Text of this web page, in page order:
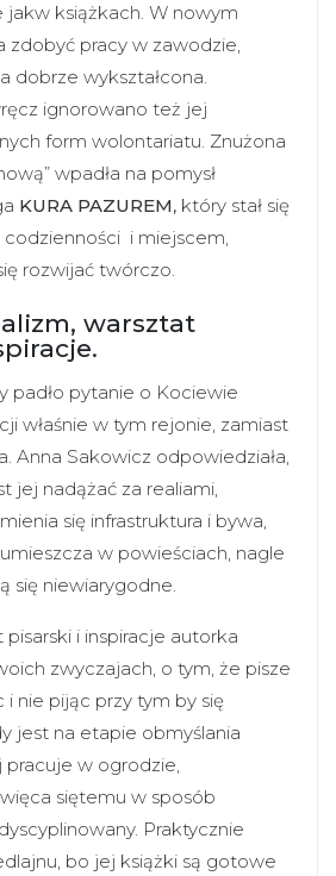
jakw książkach. W nowym
zdobyć pracy w zawodzie,
dobrze wykształcona.
ignorowano też jej
form wolontariatu. Znużona
wpadła na pomysł
KURA PAZUREM, który stał się
i miejscem,
rozwijać twórczo.
warsztat
padło pytanie o Kociewie
właśnie w tym rejonie, zamiast
Anna Sakowicz odpowiedziała,
jej nadążać za realiami,
się infrastruktura i bywa,
w powieściach, nagle
się niewiarygodne.
i inspiracje autorka
zwyczajach, o tym, że pisze
i nie pijąc przy tym by się
jest na etapie obmyślania
pracuje w ogrodzie,
siętemu w sposób
Praktycznie
bo jej książki są gotowe